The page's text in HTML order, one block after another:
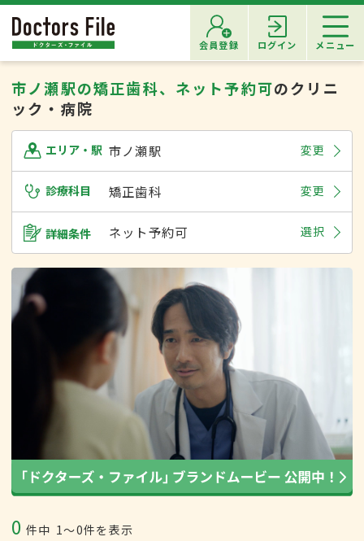
会員登録 ログイン メニュー
市ノ瀬駅の矯正歯科、ネット予約可のクリニ
ック・病院
エリア・駅 市ノ瀬駅 変更
診療科目 矯正歯科 変更
詳細条件 ネット予約可 選択
0 件中 1〜0件を表示